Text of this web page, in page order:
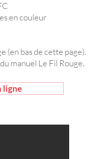
en couleur
(en bas de cette page).
manuel Le Fil Rouge.
ligne